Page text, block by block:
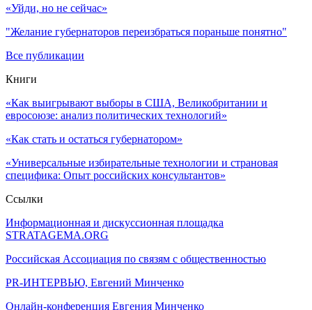
«Уйди, но не сейчас»
"Желание губернаторов переизбраться пораньше понятно"
Все публикации
Книги
«Как выигрывают выборы в США, Великобритании и
евросоюзе: анализ политических технологий»
«Как стать и остаться губернатором»
«Универсальные избирательные технологии и страновая
специфика: Опыт российских консультантов»
Ссылки
Информационная и дискуссионная площадка
STRATAGEMA.ORG
Российская Ассоциация по связям с общественностью
PR-ИНТЕРВЬЮ, Евгений Минченко
Онлайн-конференция Евгения Минченко